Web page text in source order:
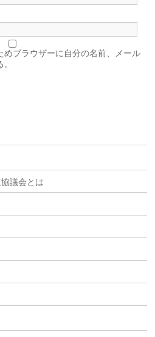
めブラウザーに自分の名前、メール
議会とは